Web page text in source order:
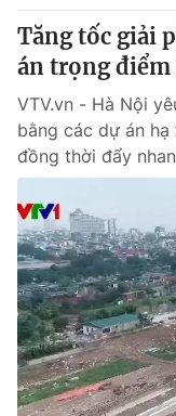
Tăng tốc giải
án trọng điểm
VTV.vn - Hà Nội
bằng các dự án
đồng thời đẩy